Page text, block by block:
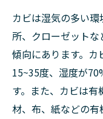
カビは湿気の多い
所、クローゼット
傾向にあります。
15~35度、湿度が
す。また、カビは
材、布、紙などの